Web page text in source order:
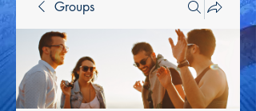
Groups